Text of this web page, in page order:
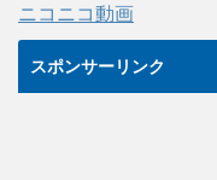
ニコニコ動画
スポンサーリンク